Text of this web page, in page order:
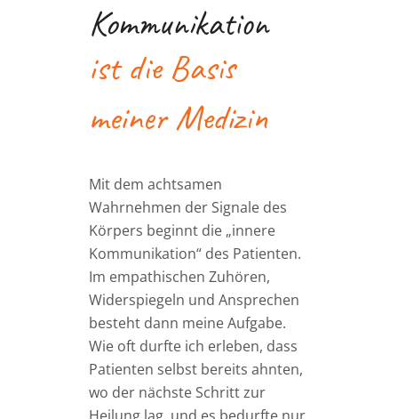
Kommunikation
ist die Basis
meiner Medizin
Mit dem achtsamen
Wahrnehmen der Signale des
Körpers beginnt die „innere
Kommunikation“ des Patienten.
Im empathischen Zuhören,
Widerspiegeln und Ansprechen
besteht dann meine Aufgabe.
Wie oft durfte ich erleben, dass
Patienten selbst bereits ahnten,
wo der nächste Schritt zur
Heilung lag, und es bedurfte nur